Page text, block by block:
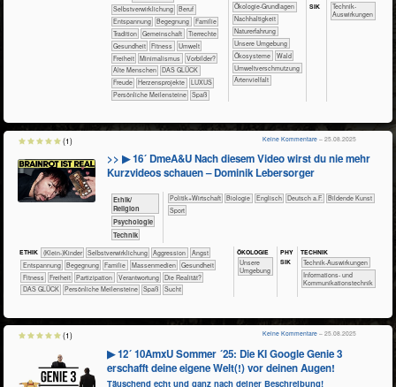
​​​​​​​​​​​​​​​​​​​​​​​​​​​​​​​​​​​​​​​​Selbst­verwirklichung
​​​​​​​​​​​​​​​Beruf
​​​​​​​​​​​​​Entspannung
​​​​​​​​​​​​Begegnung
​​​​​​​​​​​Familie
​​​​​​​​​​​Tradition
​​​​​​​​​​Gemeinschaft
​​​​​​​​Tierrechte
​​​​​​Gesundheit
​​​​​Fitness
​​​​​Umwelt
​​​Freiheit
​​Minimalismus
​​Vorbilder?
Alte Menschen
DAS GLÜCK
Freude
Herzensprojekte
LUXUS
Persönliche Meilensteine
Spaß
​​​​​​​​​​​​​​​​Ökologie-Grundlagen
​​​​​​​​​​​​​​​Nachhaltigkeit
​​​​​​​​​​​​​Naturerfahrung
​​​​​​​​​​​​​Unsere Umgebung
​​​​​​​​​​​Ökosysteme
​​​​​​​​​​Wald
​​Umweltverschmutzung
Artenvielfalt
SIK
​​​​​​Technik-
Auswirkungen
>> ▶ 16´ DmeA&U Nach diesem Video wirst du nie mehr
Kurzvideos schauen – Dominik Lebersorger
​​​​​​​​​​Ethik/​
Religion
​​​​​​​​​​Psychologie
​Technik
​​​​​​​​​Politik+​Wirtschaft ​​​​​​​Biologie ​​​​Englisch ​​​Deutsch a.F.
Bildende Kunst
Sport
ETHIK (Klein-)Kinder ​​​​​​​​​​​​​​​​​​​​​​​​​​​​​​​​​​​​​​​​Selbst­verwirklichung ​​​​​​​​​​​​​Aggression
​​​​​​​​​​​​​Angst
​​​​​​​​​​​​​Entspannung
​​​​​​​​​​​​Begegnung ​​​​​​​​​​​Familie ​​​​​​​​​Massenmedien
​​​​​​Gesundheit
​​​​​Fitness
​​​Freiheit ​​​Partizipation ​​Verantwortung
​Die Realität?
DAS GLÜCK
Persönliche Meilensteine Spaß Sucht
ÖKO​LOGIE
​​​​​​​​​​​​​Unsere
Umgebung
PHY​
SIK
TECH​NIK
​​​​​​Technik-Auswirkungen
​​​Informations- und
Kommunikationstechnik
Keine Kommentare – 25.08.2025
(1)
▶ 12´ 10AmxU Sommer ´25: Die KI Google Genie 3
erschafft deine eigene Welt(!) vor deinen Augen!
Täuschend echt und ganz nach deiner Beschreibung!
Keine Kommentare – 25.08.2025
(1)